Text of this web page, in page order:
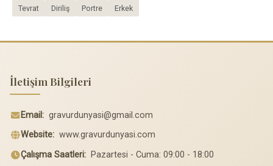
Tevrat
Diriliş Portre Erkek
İletişim Bilgileri
Email: gravurdunyasi@gmail.com
Website: www.gravurdunyasi.com
Çalışma Saatleri: Pazartesi - Cuma: 09:00 - 18:00